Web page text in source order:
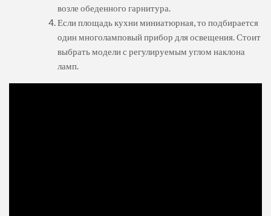
возле обеденного гарнитура.
Если площадь кухни миниатюрная, то подбирается
один многоламповый прибор для освещения. Стоит
выбрать модели с регулируемым углом наклона
ламп.